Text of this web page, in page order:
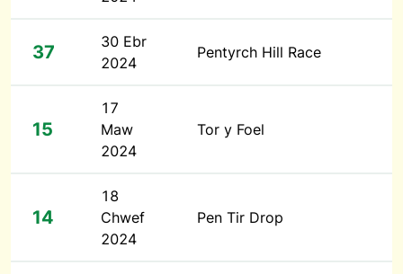
37
30 Ebr
2024
Pentyrch Hill Race
15
17
Maw
2024
Tor y Foel
14
18
Chwef
2024
Pen Tir Drop